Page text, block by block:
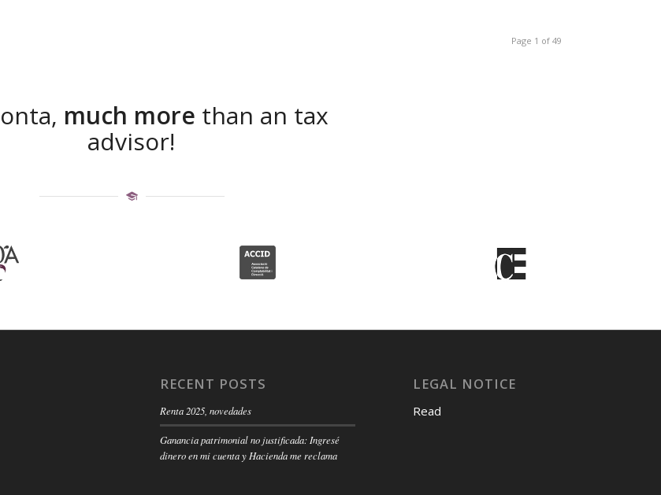
Page 1 of 49
much more than an tax
advisor!
RECENT POSTS
Renta 2025, novedades
Ganancia patrimonial no justificada: Ingresé
dinero en mi cuenta y Hacienda me reclama
LEGAL NOTICE
Read